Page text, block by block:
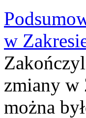
w
zmiany w
można